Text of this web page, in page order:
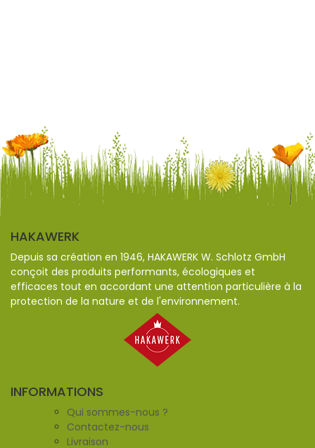
HAKAWERK
Depuis sa création en 1946, HAKAWERK W. Schlotz GmbH
conçoit des produits performants, écologiques et
efficaces tout en accordant une attention particulière à la
protection de la nature et de l'environnement.
INFORMATIONS
Qui sommes-nous ?
Contactez-nous
Livraison